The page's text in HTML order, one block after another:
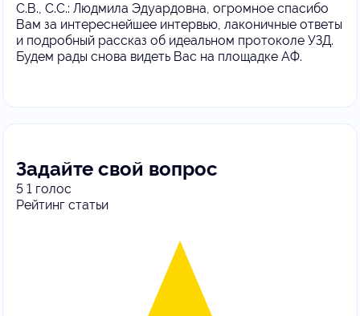
С.В., С.С.: Людмила Эдуардовна, огромное спасибо
Вам за интереснейшее интервью, лаконичные ответы
и подробный рассказ об идеальном протоколе УЗД.
Будем рады снова видеть Вас на площадке АФ.
Задайте свой вопрос
5 1 голос
Рейтинг статьи